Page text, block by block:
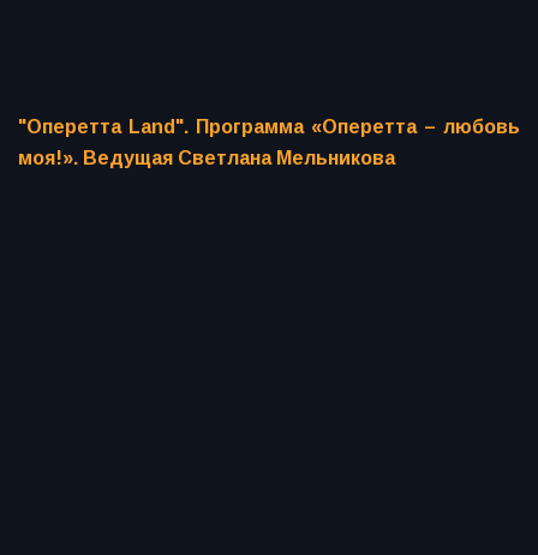
"Оперетта Land". Программа «Оперетта – любовь
моя!». Ведущая Светлана Мельникова